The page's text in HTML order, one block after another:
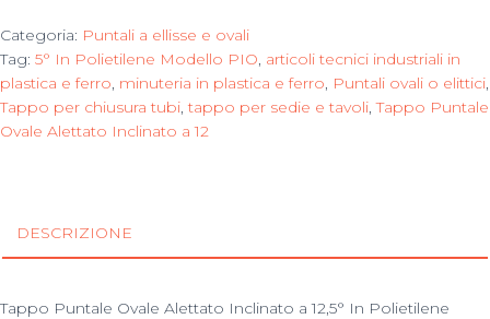
Categoria: Puntali a ellisse e ovali
Tag: 5° In Polietilene Modello PIO articoli tecnici industriali in
plastica e ferro minuteria in plastica e ferro Puntali ovali o elittici
Tappo per chiusura tubi ,tappo per sedie e tavoli ,Tappo Puntale
Ovale Alettato Inclinato a 12
DESCRIZIONE
Tappo Puntale Ovale Alettato Inclinato a 12,5° In Polietilene